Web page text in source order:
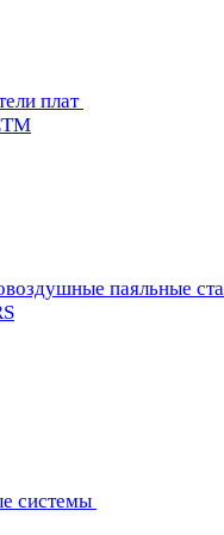
плат
паяльные
системы